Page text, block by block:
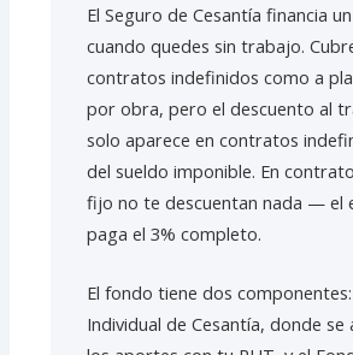
El Seguro de Cesantía financia
cuando quedes sin trabajo.
contratos indefinidos como a
por obra, pero el descuento al
solo aparece en contratos
del sueldo imponible. En
fijo no te descuentan nada — el
paga el 3% completo.
El fondo tiene dos
Individual de Cesantía, donde se